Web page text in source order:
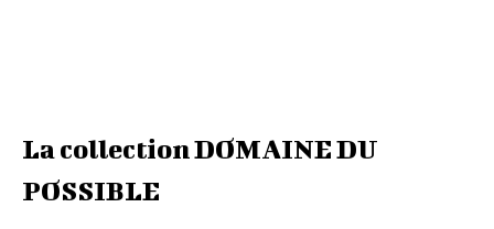
La collection DOMAINE DU
POSSIBLE